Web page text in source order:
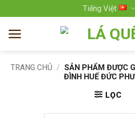
qua
nội
Tiếng Việt
TRANG CHỦ / SẢN PHẨM ĐƯỢC
ĐÌNH HUẾ ĐỨC
LỌC